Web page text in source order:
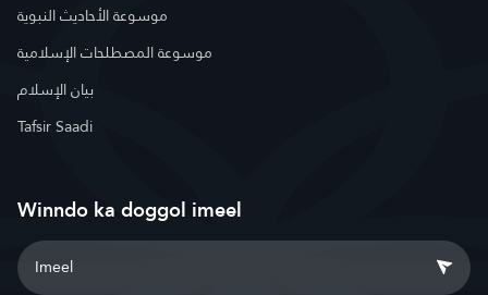
موسوعة الأحاديث النبوية
موسوعة المصطلحات الإسلامية
بيان الإسلام
Tafsir Saadi
Winndo ka doggol imeel